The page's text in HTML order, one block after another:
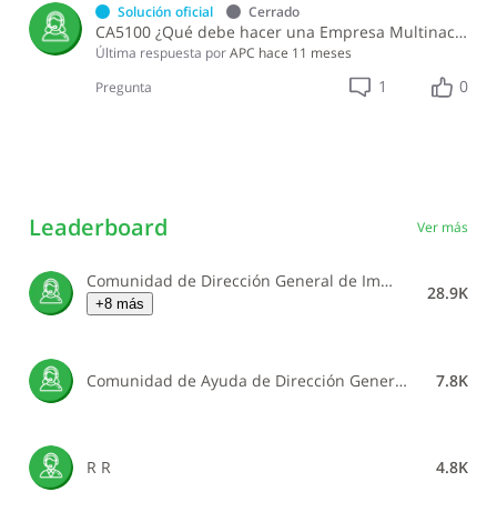
Solución oficial Cerrado
CA5100 ¿Qué debe hacer una Empresa Multinacional (EMN) para remitir el Reporte País por País?
Última respuesta porAPC hace 11 meses
Pregunta
1 0
Leaderboard Ver más
Comunidad de Dirección General de Impuestos Internos
+8 más
28.9K
Comunidad de Ayuda de Dirección General de Impuestos Internos 7.8K
R R 4.8K